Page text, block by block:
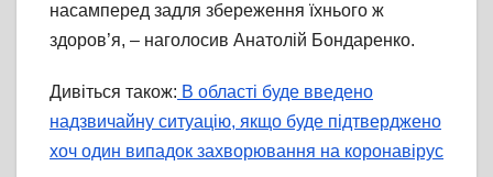
насамперед задля збереження їхнього ж
здоров’я, – наголосив Анатолій Бондаренко.
Дивіться також: В області буде введено
надзвичайну ситуацію, якщо буде підтверджено
хоч один випадок захворювання на коронавірус